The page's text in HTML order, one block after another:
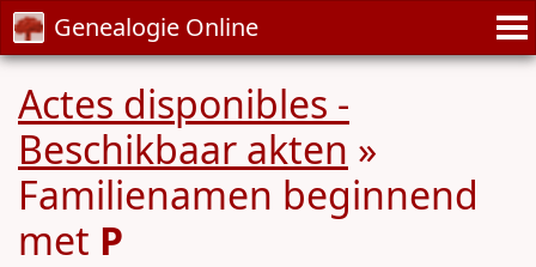
Genealogie Online
Actes disponibles -
Beschikbaar akten »
Familienamen beginnend
met P